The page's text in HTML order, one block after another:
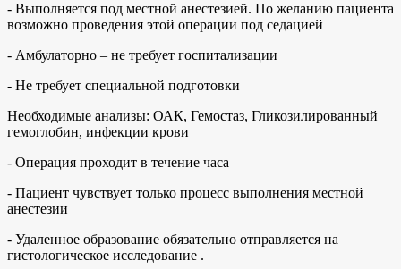
- Выполняется под местной анестезией. По желанию пациента
возможно проведения этой операции под седацией
- Амбулаторно – не требует госпитализации
- Не требует специальной подготовки
Необходимые анализы: ОАК, Гемостаз, Гликозилированный
гемоглобин, инфекции крови
- Операция проходит в течение часа
- Пациент чувствует только процесс выполнения местной
анестезии
- Удаленное образование обязательно отправляется на
гистологическое исследование .